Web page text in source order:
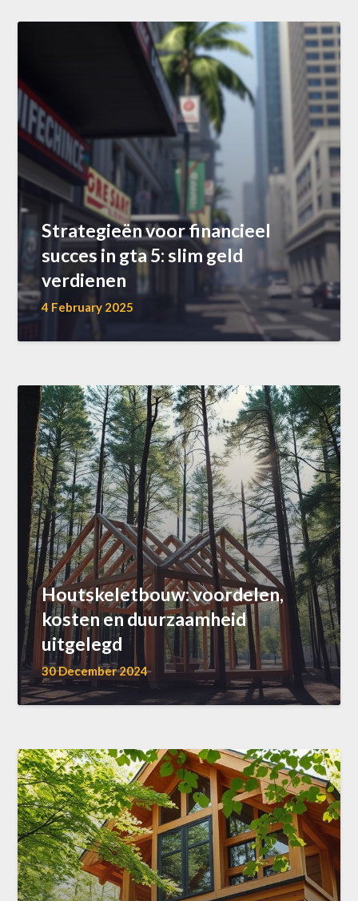
Strategieën voor financieel
succes in gta 5: slim geld
verdienen
4 February 2025
Houtskeletbouw: voordelen,
kosten en duurzaamheid
uitgelegd
30 December 2024